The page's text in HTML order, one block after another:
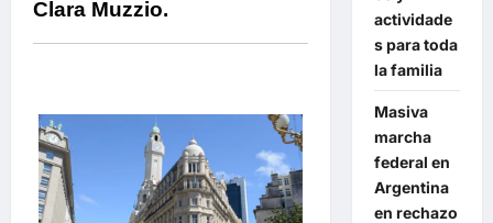
Clara Muzzio.
actividade
s para toda
la familia
Masiva
marcha
federal en
Argentina
en rechazo